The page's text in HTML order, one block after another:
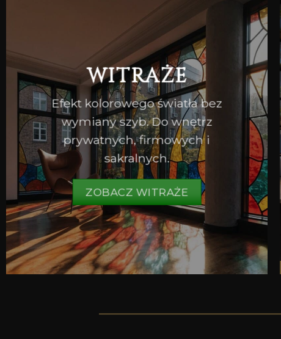
WITRAŻE
Efekt kolorowego światła bez
wymiany szyb. Do wnętrz
prywatnych, firmowych i
sakralnych.
ZOBACZ WITRAŻE